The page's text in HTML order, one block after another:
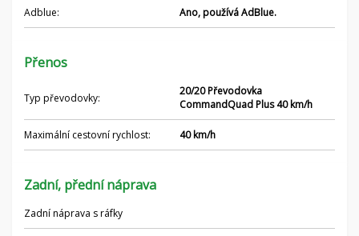
Adblue: Ano, používá AdBlue.
Přenos
Typ převodovky:
20/20 Převodovka
CommandQuad Plus 40 km/h
Maximální cestovní rychlost: 40 km/h
Zadní, přední náprava
Zadní náprava s ráfky